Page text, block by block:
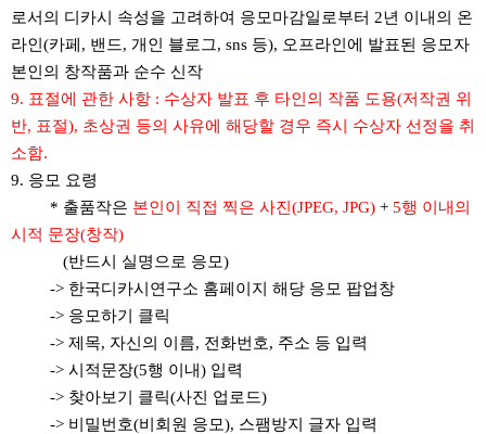
로서의 디카시 속성을 고려하여 응모마감일로부터 2년 이내의 온
라인(카페, 밴드, 개인 블로그, sns 등), 오프라인에 발표된 응모자
본인의 창작품과 순수 신작
9. 표절에 관한 사항 : 수상자 발표 후 타인의 작품 도용(저작권 위
반, 표절), 초상권 등의 사유에 해당할 경우 즉시 수상자 선정을 취
소함.
9. 응모 요령
* 출품작은 본인이 직접 찍은 사진(JPEG, JPG) + 5행 이내의
시적 문장(창작)
(반드시 실명으로 응모)
-> 한국디카시연구소 홈페이지 해당 응모 팝업창
-> 응모하기 클릭
-> 제목, 자신의 이름, 전화번호, 주소 등 입력
-> 시적문장(5행 이내) 입력
-> 찾아보기 클릭(사진 업로드)
-> 비밀번호(비회원 응모), 스팸방지 글자 입력